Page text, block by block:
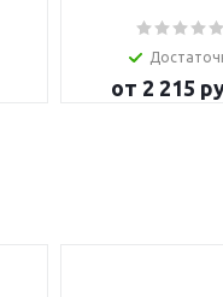
от 2 215